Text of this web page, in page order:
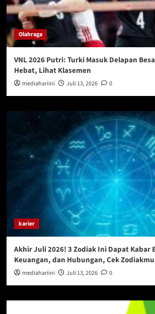
Olahraga
VNL 2026 Putri: Turki Masuk Delapan
Hebat, Lihat Klasemen
mediahariini Juli 13, 2026 0
karier
Akhir Juli 2026! 3 Zodiak Ini Dapat Kabar
Keuangan, dan Hubungan, Cek
mediahariini Juli 13, 2026 0